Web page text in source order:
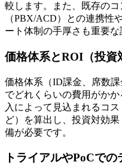
較します。また、既存の
（PBX/ACD）との連携性
ート体制の手厚さも重要な
価格体系とROI（投資
価格体系（ID課金、席数
でどれくらいの費用がか
入によって見込まれるコ
ど）を算出し、投資対効
備が必要です。
トライアルやPoCで